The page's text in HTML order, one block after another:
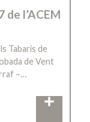
l’ACEM
Tabaris de
de Vent
–…